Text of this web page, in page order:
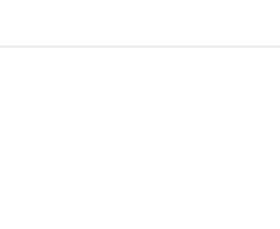
שניתן להגיש עבורה בקשה
מיועדת לאפשר לנוסעים